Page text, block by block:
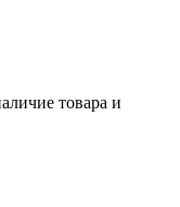
товара и